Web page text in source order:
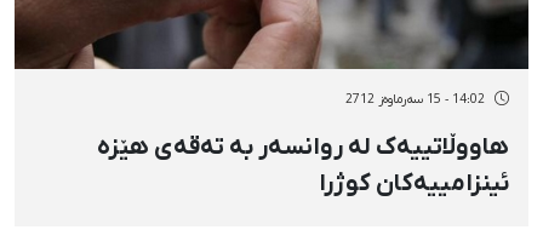
14:02 - 15 سەرماوەز 2712
هاووڵاتییەک لە روانسەر بە تەقەی هێزە
ئینزامییەکان کوژرا